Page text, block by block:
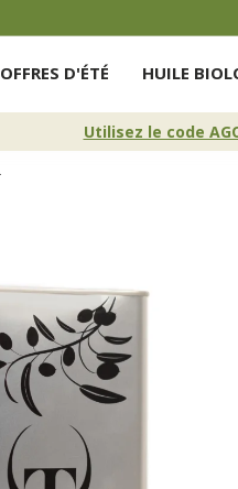
OFFRES D'ÉTÉ HUILE
Utilisez le code